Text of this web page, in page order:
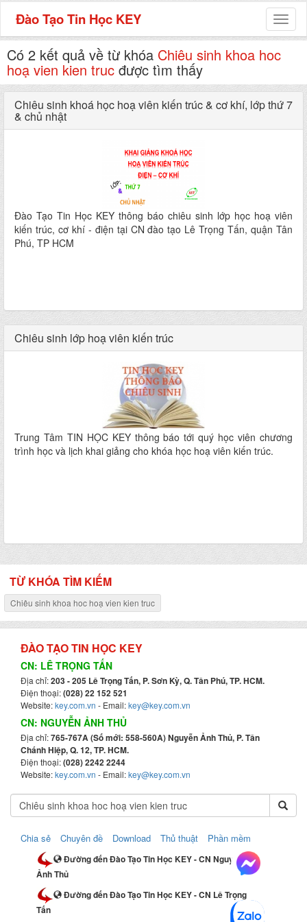
Đào Tạo Tin Học KEY
Có 2 kết quả về từ khóa Chiêu sinh khoa hoc
hoạ vien kien truc được tìm thấy
Chiêu sinh khoá học hoạ viên kiến trúc & cơ khí, lớp thứ 7
& chủ nhật
Đào Tạo Tin Học KEY thông báo chiêu sinh lớp học hoạ viên
kiến trúc, cơ khí - điện tại CN đào tạo Lê Trọng Tấn, quận Tân
Phú, TP HCM
Chiêu sinh lớp hoạ viên kiến trúc
Trung Tâm TIN HỌC KEY thông báo tới quý học viên chương
trình học và lịch khai giảng cho khóa học hoạ viên kiến trúc.
TỪ KHÓA TÌM KIẾM
Chiêu sinh khoa hoc hoạ vien kien truc
ĐÀO TẠO TIN HỌC KEY
CN: LÊ TRỌNG TẤN
Địa chỉ:203 - 205 Lê Trọng Tấn, P. Sơn Kỳ, Q. Tân Phú, TP. HCM.
Điện thoại:(028) 22 152 521
Website:key.com.vn - Email:key@key.com.vn
CN: NGUYỄN ẢNH THỦ
Địa chỉ:765-767A (Số mới: 558-560A) Nguyễn Ảnh Thủ, P. Tân
Chánh Hiệp, Q. 12, TP. HCM.
Điện thoại:(028) 2242 2244
Website:key.com.vn - Email:key@key.com.vn
Chia sẻ Chuyên đề Download Thủ thuật Phần mềm
Đường đến Đào Tạo Tin Học KEY - CN Nguyễn
Ảnh Thủ
Đường đến Đào Tạo Tin Học KEY - CN Lê Trọng
Tấn